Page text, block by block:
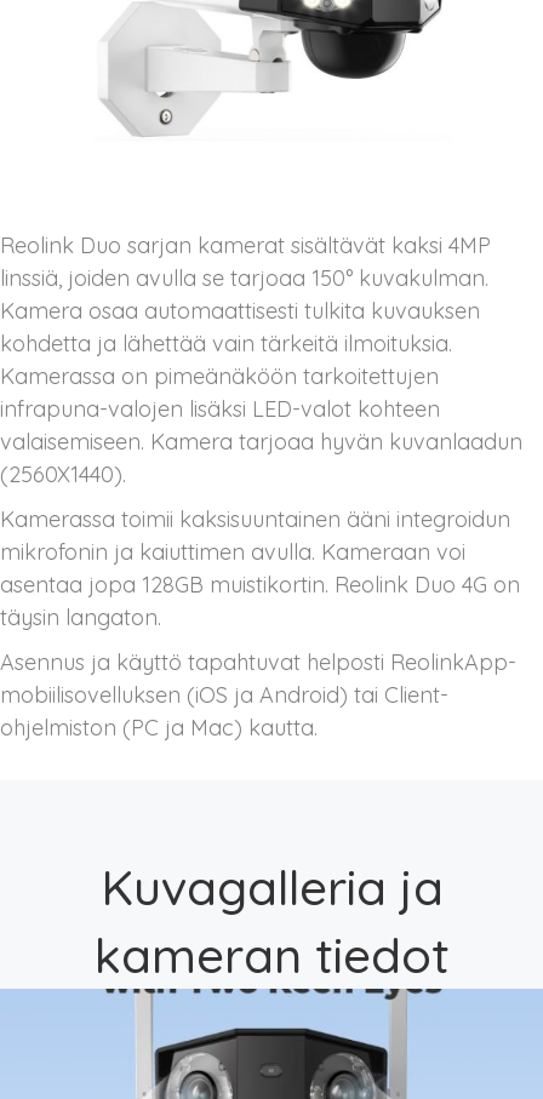
Reolink Duo sarjan kamerat sisältävät kaksi 4MP
linssiä, joiden avulla se tarjoaa 150° kuvakulman.
Kamera osaa automaattisesti tulkita kuvauksen
kohdetta ja lähettää vain tärkeitä ilmoituksia.
Kamerassa on pimeänäköön tarkoitettujen
infrapuna-valojen lisäksi LED-valot kohteen
valaisemiseen. Kamera tarjoaa hyvän kuvanlaadun
(2560X1440).
Kamerassa toimii kaksisuuntainen ääni integroidun
mikrofonin ja kaiuttimen avulla. Kameraan voi
asentaa jopa 128GB muistikortin. Reolink Duo 4G on
täysin langaton.
Asennus ja käyttö tapahtuvat helposti ReolinkApp-
mobiilisovelluksen (iOS ja Android) tai Client-
ohjelmiston (PC ja Mac) kautta.
Kuvagalleria ja
kameran tiedot